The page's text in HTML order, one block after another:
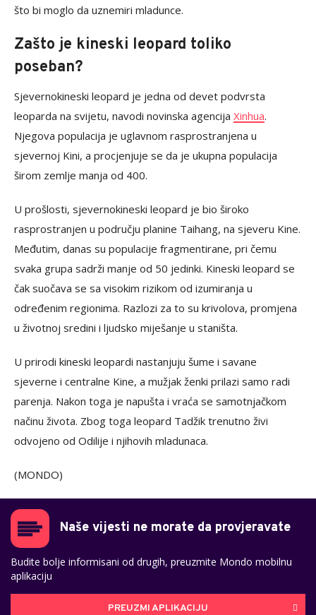
što bi moglo da uznemiri mladunce.
Zašto je kineski leopard toliko
poseban?
Sjevernokineski leopard je jedna od devet podvrsta
leoparda na svijetu, navodi novinska agencija Xinhua.
Njegova populacija je uglavnom rasprostranjena u
sjevernoj Kini, a procjenjuje se da je ukupna populacija
širom zemlje manja od 400.
U prošlosti, sjevernokineski leopard je bio široko
rasprostranjen u području planine Taihang, na sjeveru Kine.
Međutim, danas su populacije fragmentirane, pri čemu
svaka grupa sadrži manje od 50 jedinki. Kineski leopard se
čak suočava se sa visokim rizikom od izumiranja u
određenim regionima. Razlozi za to su krivolova, promjena
u životnoj sredini i ljudsko miješanje u staništa.
U prirodi kineski leopardi nastanjuju šume i savane
sjeverne i centralne Kine, a mužjak ženki prilazi samo radi
parenja. Nakon toga je napušta i vraća se samotnjačkom
načinu života. Zbog toga leopard Tadžik trenutno živi
odvojeno od Odilije i njihovih mladunaca.
(MONDO)
Naše vijesti ne morate da provjeravate
Budite bolje informisani od drugih, preuzmite Mondo mobilnu
aplikaciju
PREUZMI APLIKACIJU